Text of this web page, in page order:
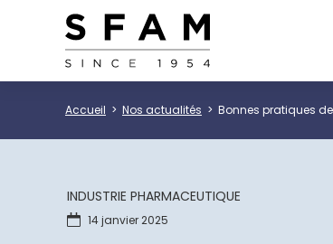
Accueil Nos actualités Bonnes pratiques
INDUSTRIE PHARMACEUTIQUE
14 janvier 2025